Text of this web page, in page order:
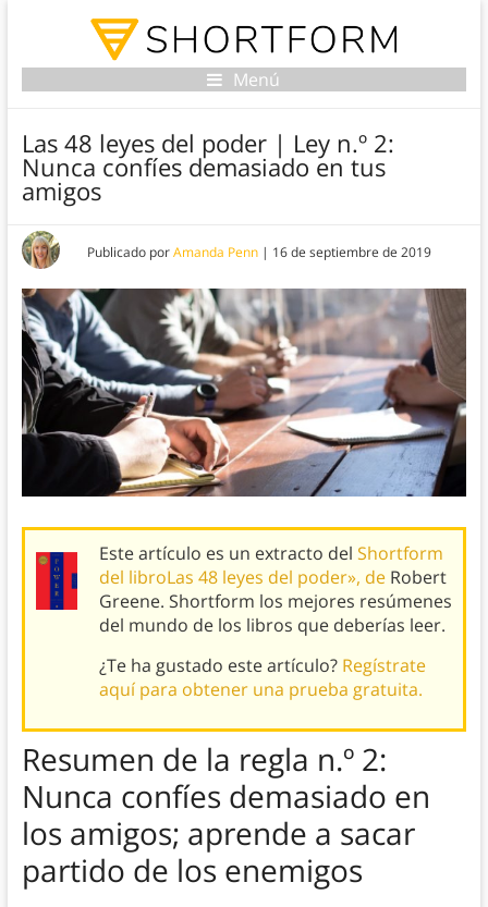
Menú
Las 48 leyes del poder | Ley n.º 2:
Nunca confíes demasiado en tus
amigos
Publicado porAmanda Penn| 16 de septiembre de 2019
Este artículo es un extracto del Shortform
del libroLas 48 leyes del poder», de Robert
Greene. Shortform los mejores resúmenes
del mundo de los libros que deberías leer.
¿Te ha gustado este artículo? Regístrate
aquí para obtener una prueba gratuita.
Resumen de la regla n.º 2:
Nunca confíes demasiado en
los amigos; aprende a sacar
partido de los enemigos